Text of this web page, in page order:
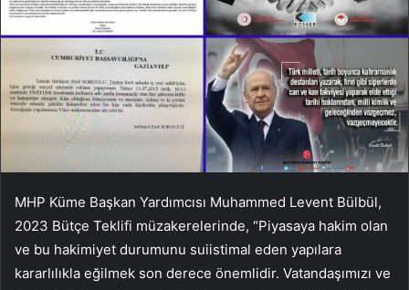
MHP Küme Başkan Yardımcısı Muhammed Levent Bülbül,
2023 Bütçe Teklifi müzakerelerinde, “Piyasaya hakim olan
ve bu hakimiyet durumunu suiistimal eden yapılara
kararlılıkla eğilmek son derece önemlidir. Vatandaşımızı ve